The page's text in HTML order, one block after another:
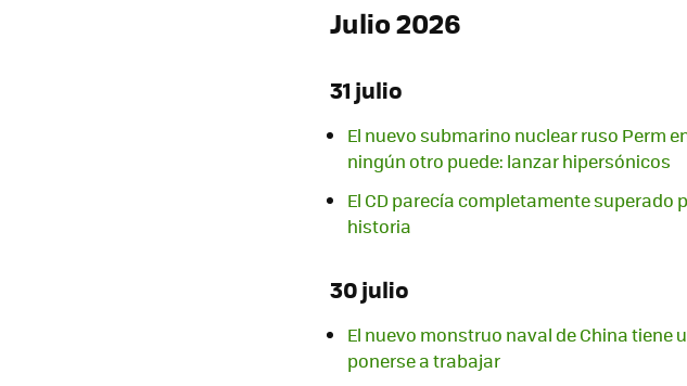
Julio 2026
31 julio
El nuevo submarino nuclear ruso Perm
ningún otro puede: lanzar hipersónicos
El CD parecía completamente superado
historia
30 julio
El nuevo monstruo naval de China tiene
ponerse a trabajar